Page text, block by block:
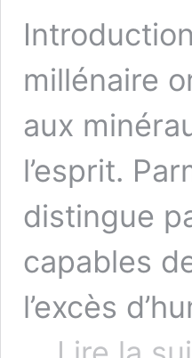
millénaire
aux
l’esprit.
distingue
capables
l’excès